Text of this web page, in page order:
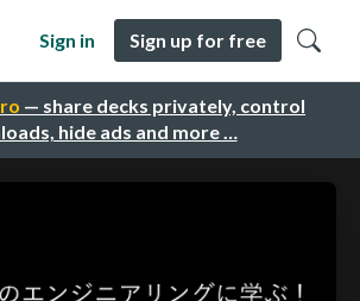
— share decks privately, control
hide ads and more …
Sign in Sign up for free